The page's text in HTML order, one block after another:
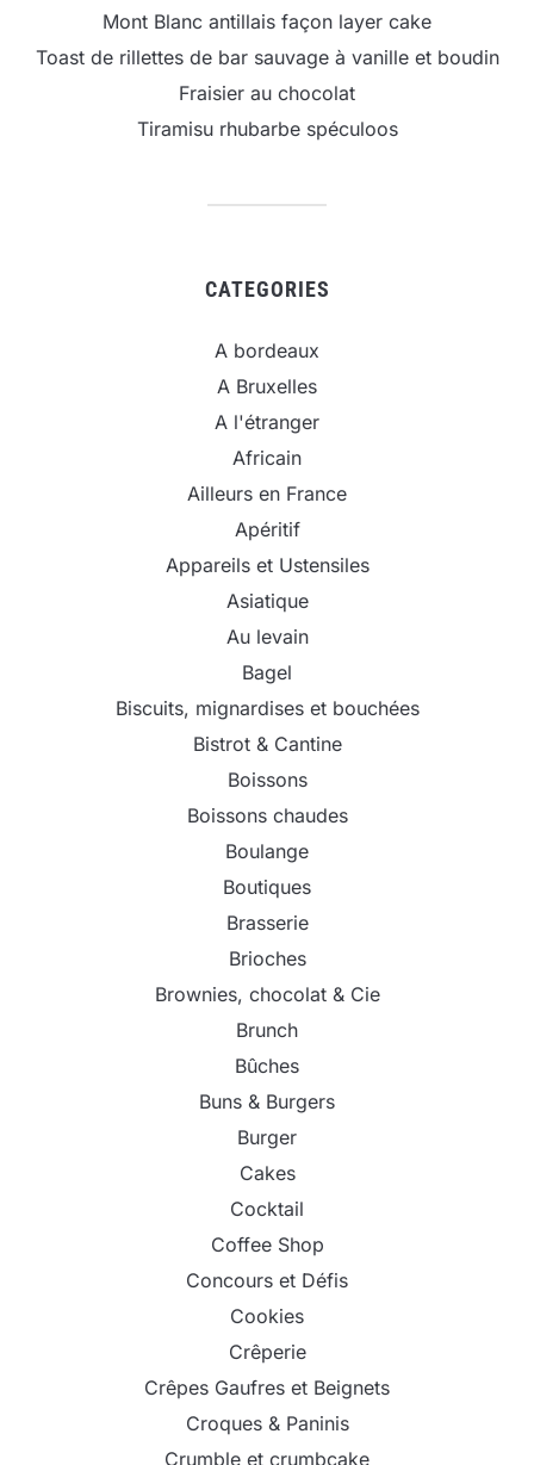
Mont Blanc antillais façon layer cake
Toast de rillettes de bar sauvage à vanille et boudin
Fraisier au chocolat
Tiramisu rhubarbe spéculoos
CATEGORIES
A bordeaux
A Bruxelles
A l'étranger
Africain
Ailleurs en France
Apéritif
Appareils et Ustensiles
Asiatique
Au levain
Bagel
Biscuits, mignardises et bouchées
Bistrot & Cantine
Boissons
Boissons chaudes
Boulange
Boutiques
Brasserie
Brioches
Brownies, chocolat & Cie
Brunch
Bûches
Buns & Burgers
Burger
Cakes
Cocktail
Coffee Shop
Concours et Défis
Cookies
Crêperie
Crêpes Gaufres et Beignets
Croques & Paninis
Crumble et crumbcake